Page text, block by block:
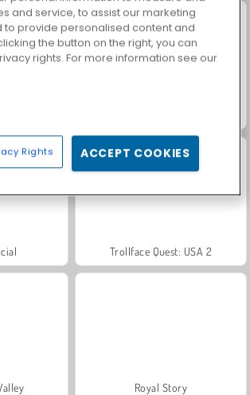
Trollface Quest: USA 2
Royal Story
and service, to assist our marketing
to provide personalised content and
the button on the right, you can
rights. For more information see our
Rights ACCEPT COOKIES